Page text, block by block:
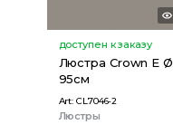
доступен к заказу
Люстра Crown E Ø
95см
Art: CL7046-2
Люстры